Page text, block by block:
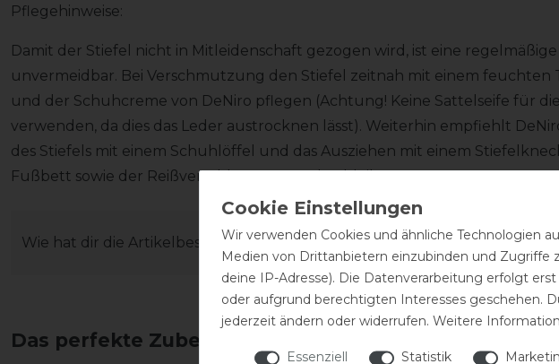
Pflegehinweise:
Damit der Stiefel nicht in Mitleidenschaft gezogen wird, ist eine
unvermeidbar. Bei Verschmutzung den Stiefel zeitnah mit einem feuchten
und der Schuhcreme von DeNiro pflegen (Achtung! Keine Sattelseife für
verwenden, da dies das Leder austrocknen lässt). Weiterhin empfiehlt
des Stiefels mit einem Schuhlöffel und das Ausziehen mit einem
Fußbett sowie der Reißverschluss unversehrt bleiben.
Wie hat dir die Artikelbeschreibung gefallen?
Das perfekte Zubehör für dich
Wir verwenden Cookies und ähnliche Technologien
Medien von Drittanbietern einzubinden und Zugriffe
deine IP-Adresse). Die Datenverarbeitung erfolgt
oder aufgrund berechtigten Interesses geschehen.
jederzeit ändern oder widerrufen. Weitere
Essenziell Statistik